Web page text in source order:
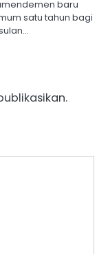
baru
satu tahun bagi